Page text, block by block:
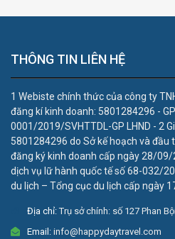
THÔNG TIN LIÊN HỆ
1 Webiste chính thức của công ty
đăng kí kinh doanh: 5801284296 -
0001/2019/SVHTTDL-GP LHND - 2
5801284296 do Sở kế hoạch và đầu
đăng ký kinh doanh cấp ngày 28/
dịch vụ lữ hành quốc tế số 68-032/
du lịch – Tổng cục du lịch cấp ngày
Địa chỉ:Trụ sở chính: số 127 Phan
Email: info@happydaytravel.com